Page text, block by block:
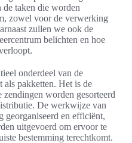
de taken die worden
zowel voor de verwerking
zullen we ook de
belichten en hoe
onderdeel van de
pakketten. Het is de
worden gesorteerd
De werkwijze van
georganiseerd en efficiënt,
uitgevoerd om ervoor te
bestemming terechtkomt.